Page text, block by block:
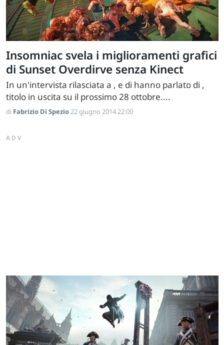
Insomniac svela i miglioramenti grafici
di Sunset Overdirve senza Kinect
In un'intervista rilasciata a , e di hanno parlato di ,
titolo in uscita su il prossimo 28 ottobre....
di Fabrizio Di Spezio22 giugno 2014 22:00
ADV